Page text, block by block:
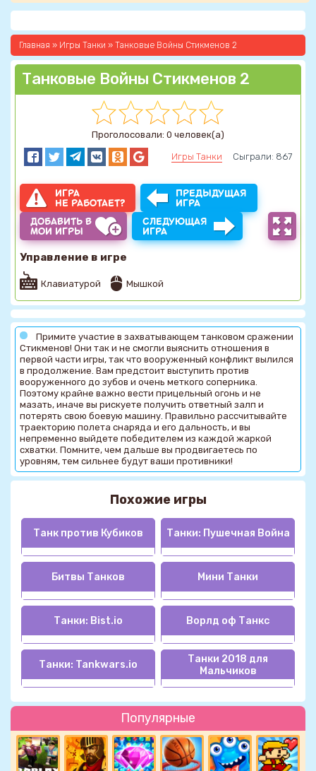
Популярные
Главная » Игры Танки » Танковые Войны Стикменов 2
Танковые Войны Стикменов 2
Проголосовали: 0 человек(а)
Игры Танки Сыграли: 867
ИГРА
НЕ РАБОТАЕТ?
ПРЕДЫДУЩАЯ
ИГРА
ДОБАВИТЬ В
МОИ ИГРЫ
СЛЕДУЮЩАЯ
ИГРА
Управление в игре
Клавиатурой Мышкой
Примите участие в захватывающем танковом сражении
Стикменов! Они так и не смогли выяснить отношения в
первой части игры, так что вооруженный конфликт вылился
в продолжение. Вам предстоит выступить против
вооруженного до зубов и очень меткого соперника.
Поэтому крайне важно вести прицельный огонь и не
мазать, иначе вы рискуете получить ответный залп и
потерять свою боевую машину. Правильно рассчитывайте
траекторию полета снаряда и его дальность, и вы
непременно выйдете победителем из каждой жаркой
схватки. Помните, чем дальше вы продвигаетесь по
уровням, тем сильнее будут ваши противники!
Похожие игры
Танк против Кубиков Танки: Пушечная Война
Битвы Танков Мини Танки
Танки: Bist.io Ворлд оф Танкс
Танки: Tankwars.io
Танки 2018 для
Мальчиков